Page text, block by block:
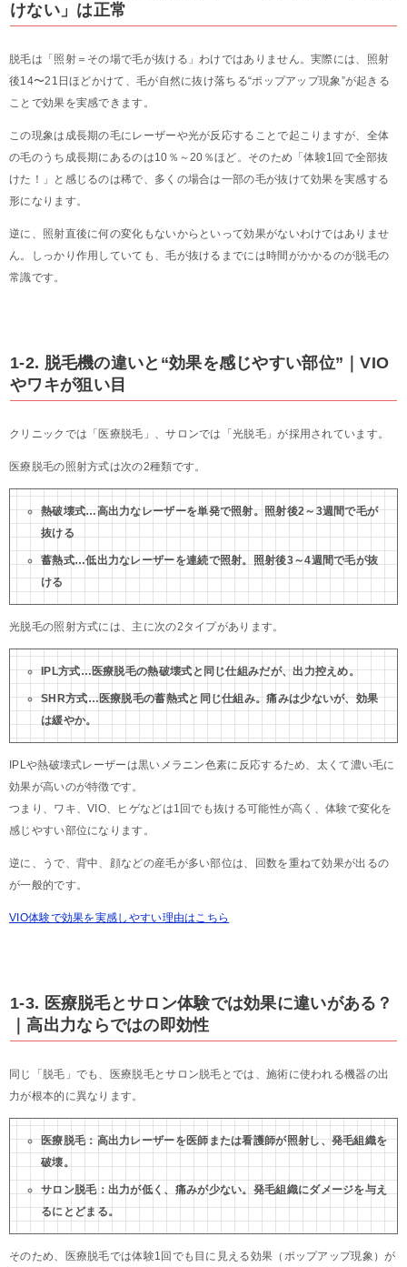
けない」は正常
脱毛は「照射＝その場で毛が抜ける」わけではありません。実際には、照射
後14〜21日ほどかけて、毛が自然に抜け落ちる“ポップアップ現象”が起きる
ことで効果を実感できます。
この現象は成長期の毛にレーザーや光が反応することで起こりますが、全体
の毛のうち成長期にあるのは10％～20％ほど。そのため「体験1回で全部抜
けた！」と感じるのは稀で、多くの場合は一部の毛が抜けて効果を実感する
形になります。
逆に、照射直後に何の変化もないからといって効果がないわけではありませ
ん。しっかり作用していても、毛が抜けるまでには時間がかかるのが脱毛の
常識です。
1-2. 脱毛機の違いと“効果を感じやすい部位”｜VIO
やワキが狙い目
クリニックでは「医療脱毛」、サロンでは「光脱毛」が採用されています。
医療脱毛の照射方式は次の2種類です。
熱破壊式…高出力なレーザーを単発で照射。照射後2～3週間で毛が
抜ける
蓄熱式…低出力なレーザーを連続で照射。照射後3～4週間で毛が抜
ける
光脱毛の照射方式には、主に次の2タイプがあります。
IPL方式…医療脱毛の熱破壊式と同じ仕組みだが、出力控えめ。
SHR方式…医療脱毛の蓄熱式と同じ仕組み。痛みは少ないが、効果
は緩やか。
IPLや熱破壊式レーザーは黒いメラニン色素に反応するため、太くて濃い毛に
効果が高いのが特徴です。
つまり、ワキ、VIO、ヒゲなどは1回でも抜ける可能性が高く、体験で変化を
感じやすい部位になります。
逆に、うで、背中、顔などの産毛が多い部位は、回数を重ねて効果が出るの
が一般的です。
VIO体験で効果を実感しやすい理由はこちら
1-3. 医療脱毛とサロン体験では効果に違いがある？
｜高出力ならではの即効性
同じ「脱毛」でも、医療脱毛とサロン脱毛とでは、施術に使われる機器の出
力が根本的に異なります。
医療脱毛：高出力レーザーを医師または看護師が照射し、発毛組織を
破壊。
サロン脱毛：出力が低く、痛みが少ない。発毛組織にダメージを与え
るにとどまる。
そのため、医療脱毛では体験1回でも目に見える効果（ポップアップ現象）が